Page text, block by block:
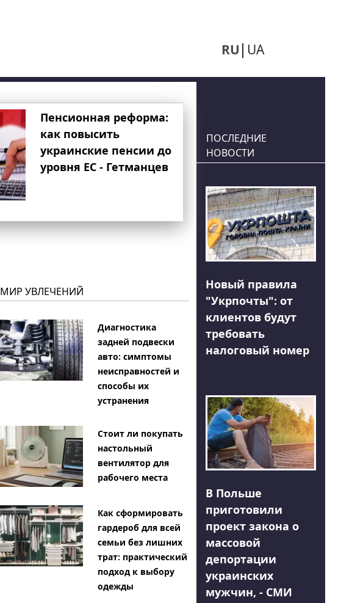
RU UA
Пенсионная реформа:
как повысить
украинские пенсии до
уровня ЕС - Гетманцев
МИР УВЛЕЧЕНИЙ
Диагностика
задней подвески
авто: симптомы
неисправностей и
способы их
устранения
Стоит ли покупать
настольный
вентилятор для
рабочего места
Как сформировать
гардероб для всей
семьи без лишних
трат: практический
подход к выбору
одежды
ПОСЛЕДНИЕ
НОВОСТИ
Новый правила
"Укрпочты": от
клиентов будут
требовать
налоговый номер
В Польше
приготовили
проект закона о
массовой
депортации
украинских
мужчин, - СМИ